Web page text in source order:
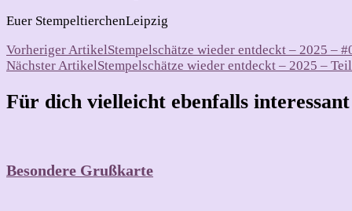
Euer StempeltierchenLeipzig
Beitragsnavigation
Vorheriger ArtikelStempelschätze wieder entdeckt – 2025 –
Nächster ArtikelStempelschätze wieder entdeckt – 2025 –
Für dich vielleicht ebenfalls
Besondere Grußkarte